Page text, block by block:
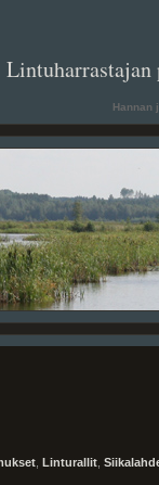
Hannan
Linturallit